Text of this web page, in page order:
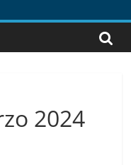
2024